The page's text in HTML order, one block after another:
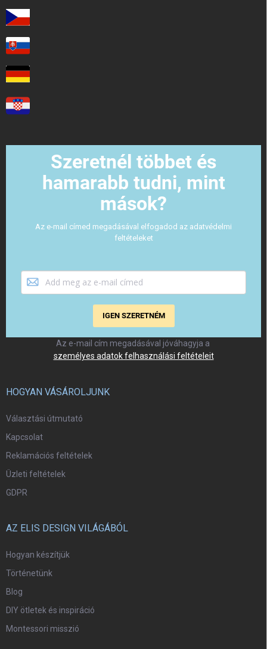
Szeretnél többet és
hamarabb tudni, mint
mások?
Az e-mail címed megadásával elfogadod az adatvédelmi
feltételeket
IGEN SZERETNÉM
Az e-mail cím megadásával jóváhagyja a
személyes adatok felhasználási feltételeit
HOGYAN VÁSÁROLJUNK
Választási útmutató
Kapcsolat
Reklamációs feltételek
Üzleti feltételek
GDPR
AZ ELIS DESIGN VILÁGÁBÓL
Hogyan készítjük
Történetünk
Blog
DIY ötletek és inspiráció
Montessori misszió